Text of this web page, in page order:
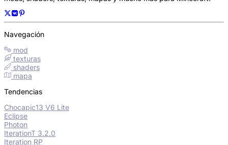
Navegación
mod
texturas
shaders
mapa
Tendencias
Chocapic13 V6 Lite
Eclipse
Photon
IterationT 3.2.0
Iteration RP